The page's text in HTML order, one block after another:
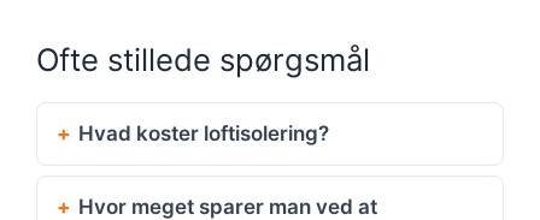
Ofte stillede spørgsmål
Hvad koster loftisolering?
Hvor meget sparer man ved at